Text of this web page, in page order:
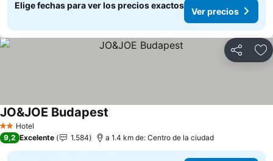
Elige fechas para ver los precios exactos
Ver precios
Compartir
2 Estrellas
Hotel
JO&JOE Budapest
9,2 Excelente 1.584 a 1.4 km de: Centro de la ciudad